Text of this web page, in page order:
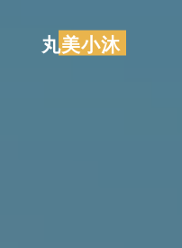
丸美小沐